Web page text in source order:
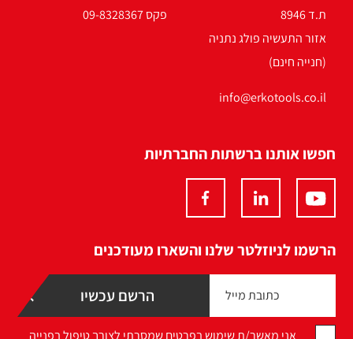
ת.ד 8946
אזור התעשיה פולג נתניה
(חנייה חינם)
פקס 09-8328367
info@erkotools.co.il
חפשו אותנו ברשתות החברתיות
הרשמו לניוזלטר שלנו והשארו מעודכנים
אני מאשר/ת שימוש בפרטים שמסרתי לצורך טיפול בפנייה